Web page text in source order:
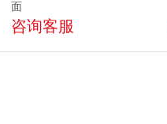
面
咨询客服